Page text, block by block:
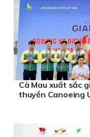
Cà Mau xuất sắc
thuyền Canoeing